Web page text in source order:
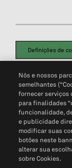
Definições de
Política de
Não Venda Minhas
Nós e nossos
semelhantes
fornecer serviços
para finalidades
funcionalidade,
e publicidade
modificar suas
botões neste
alterar sua
sobre Cookies.